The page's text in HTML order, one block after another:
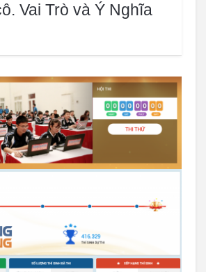
Vai Trò và Ý Nghĩa